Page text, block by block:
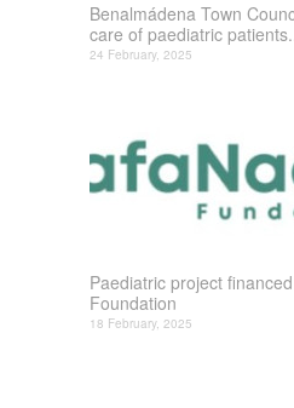
Benalmádena Town
care of paediatric
24 February, 2025
Paediatric project
Foundation
18 February, 2025